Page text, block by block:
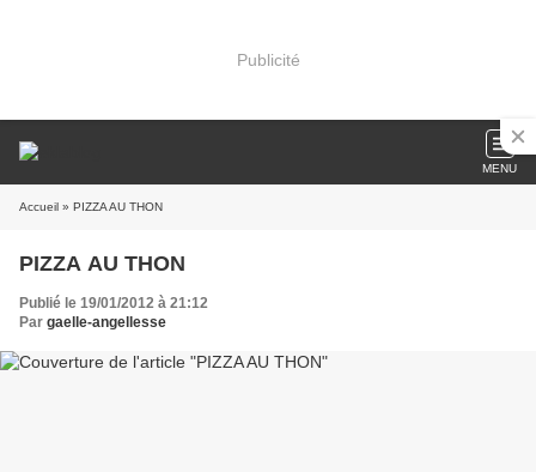
Publicité
MENU
Accueil » PIZZA AU THON
PIZZA AU THON
Publié le 19/01/2012 à 21:12
Par gaelle-angellesse